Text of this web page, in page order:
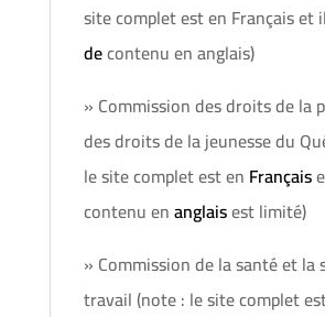
site complet est en Français et
decontenu en anglais)
» Commission des droits de la
des droits de la jeunesse du
le site complet est en Français
contenu enanglaisest limité)
» Commission de la santé et la
travail (note : le site complet